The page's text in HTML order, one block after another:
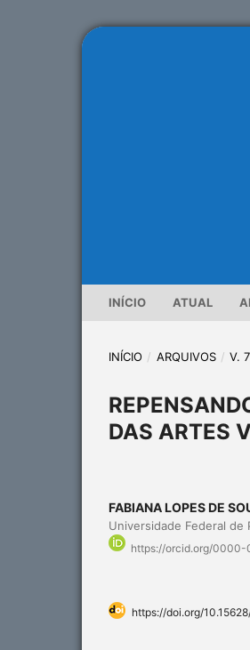
INÍCIO ATUAL
INÍCIO / ARQUIVOS / V.
DAS ARTES
FABIANA LOPES DE
Universidade Federal de
https://orcid.org/
https://doi.org/